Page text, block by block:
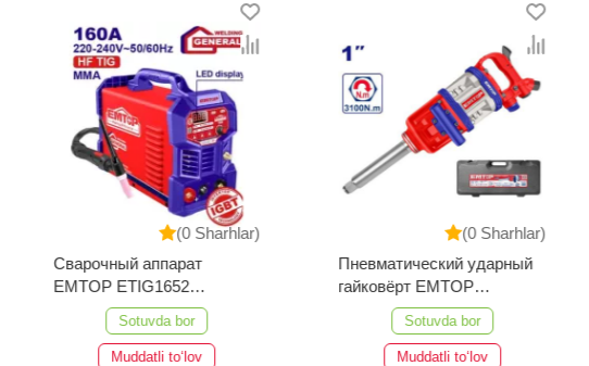
(0 Sharhlar)
Сварочный аппарат
EMTOP ETIG1652
TIG/MMA
Sotuvda bor
Muddatli to‘lov
(0 Sharhlar)
Пневматический ударный
гайковёрт EMTOP
EATL013101
Sotuvda bor
Muddatli to‘lov